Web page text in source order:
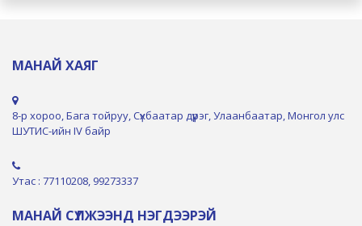
МАНАЙ ХАЯГ
8-р хороо, Бага тойруу, Сүхбаатар дүүрэг, Улаанбаатар, Монгол улс
ШУТИС-ийн IV байр
Утас : 77110208, 99273337
МАНАЙ СҮЛЖЭЭНД НЭГДЭЭРЭЙ